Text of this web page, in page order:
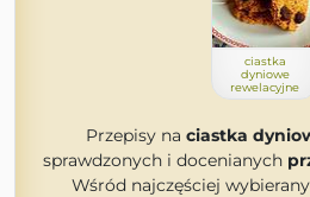
ciastka
dyniowe
rewelacyjne
Przepisy na ciastka
sprawdzonych i docenianych
Wśród najczęściej